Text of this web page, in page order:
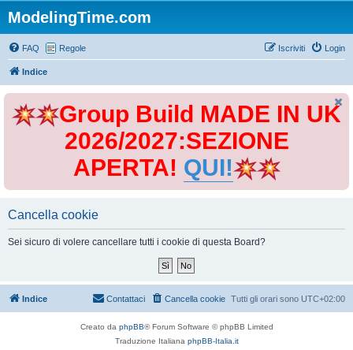
ModelingTime.com
FAQ Regole Login
Iscriviti
Indice
Group Build MADE IN UK
2026/2027:SEZIONE
APERTA! QUI!
Cancella cookie
Sei sicuro di volere cancellare tutti i cookie di questa Board?
Indice Tutti gli orari sono UTC+02:00
Cancella cookie
Contattaci
Creato da phpBB® Forum Software © phpBB Limited
Traduzione Italiana phpBB-Italia.it